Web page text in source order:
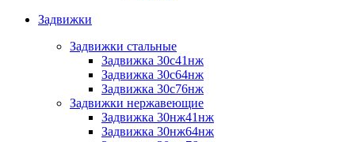
Задвижки
Задвижки стальные
Задвижка 30с41нж
Задвижка 30с64нж
Задвижка 30с76нж
Задвижки нержавеющие
Задвижка 30нж41нж
Задвижка 30нж64нж